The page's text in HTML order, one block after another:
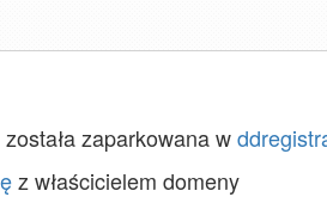
została zaparkowana w
z właścicielem domeny